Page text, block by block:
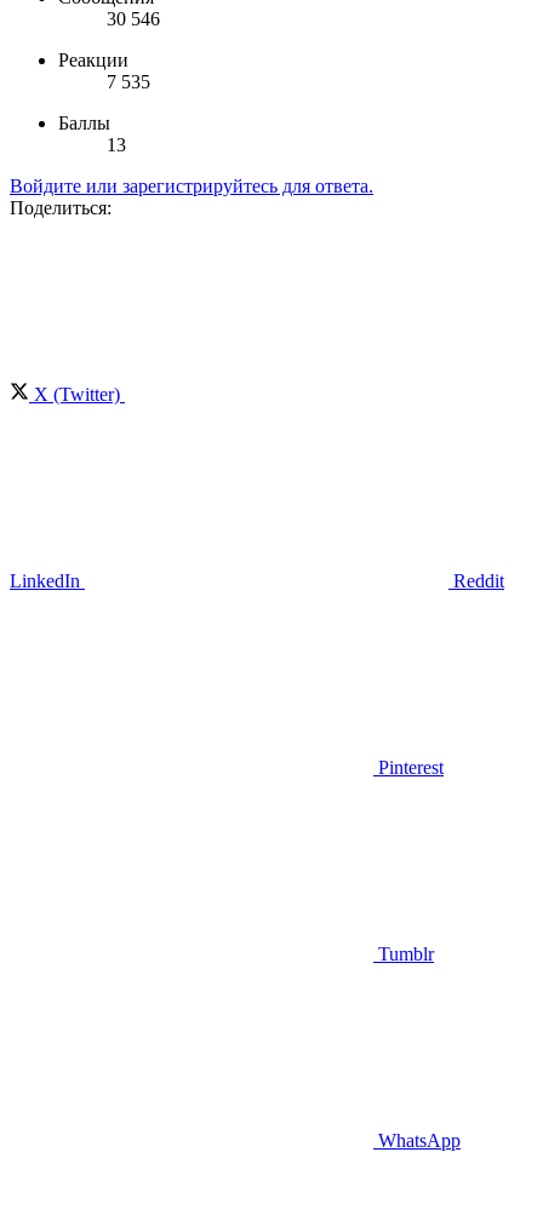
30 546
Реакции
7 535
Баллы
13
Войдите или зарегистрируйтесь для ответа.
Поделиться:
X (Twitter)
LinkedIn Reddit
Pinterest
Tumblr
WhatsApp